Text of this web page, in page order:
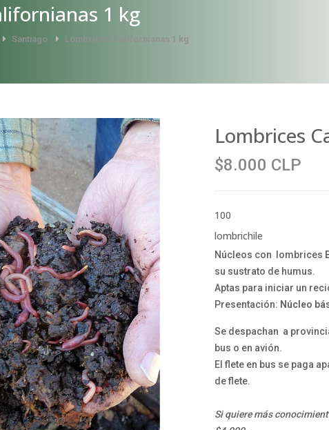
1 kg
Santiago Lombrices Californianas 1 kg
Lombrices
$8.000 CLP
100
lombrichile
Núcleos con lombrices
su sustrato de humus.
Aptas para iniciar un
Presentación: Núcleo
Se despachan a
bus o en avión.
El flete en bus se paga
de flete.
Si quiere más